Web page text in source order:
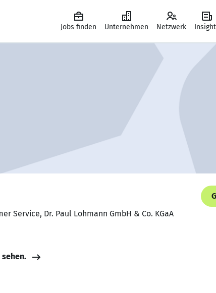
Jobs finden Unternehmen Netzwerk
Service, Dr. Paul Lohmann GmbH & Co. KGaA
sehen.